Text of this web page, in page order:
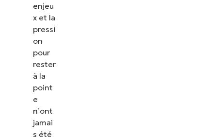
enjeu
x et la
pressi
on
pour
rester
à la
point
e
n’ont
jamai
s été
Voir NinjaOne en action
Parcourez nos démonstrations à la demande pour
découvrir comment NinjaOne simplifie les tâches